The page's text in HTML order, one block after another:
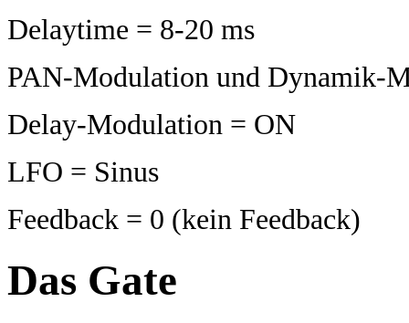
Delaytime = 8-20 ms
PAN-Modulation und Dynamik-
Delay-Modulation = ON
LFO = Sinus
Feedback = 0 (kein Feedback)
Das Gate